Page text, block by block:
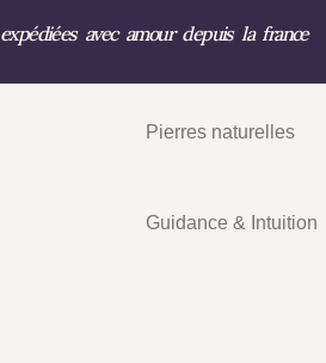
expédiées avec amour depuis la france
Pierres naturelles
Guidance & Intuition